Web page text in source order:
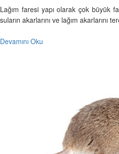
Lağım faresi yapı olarak çok büyük
suların akarlarını ve lağım akarlarını
Devamını Oku